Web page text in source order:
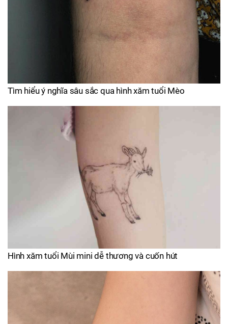
Tìm hiểu ý nghĩa sâu sắc qua hình xăm tuổi Mèo
Hình xăm tuổi Mùi mini dễ thương và cuốn hút